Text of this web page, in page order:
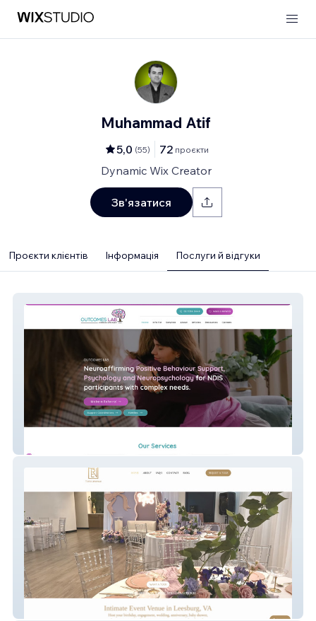
Muhammad Atif
5,0 (55) 72 проєкти
Dynamic Wix Creator
Зв'язатися
Проєкти клієнтів Інформація Послуги й відгуки